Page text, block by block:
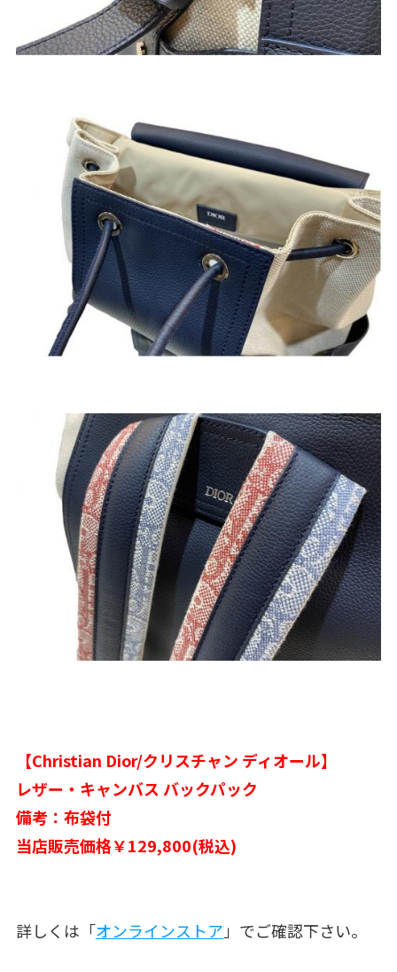
【Christian Dior/クリスチャン ディオール】
レザー・キャンバス バックパック
備考：布袋付
当店販売価格￥129,800(税込)
詳しくは「オンラインストア 」でご確認下さい。